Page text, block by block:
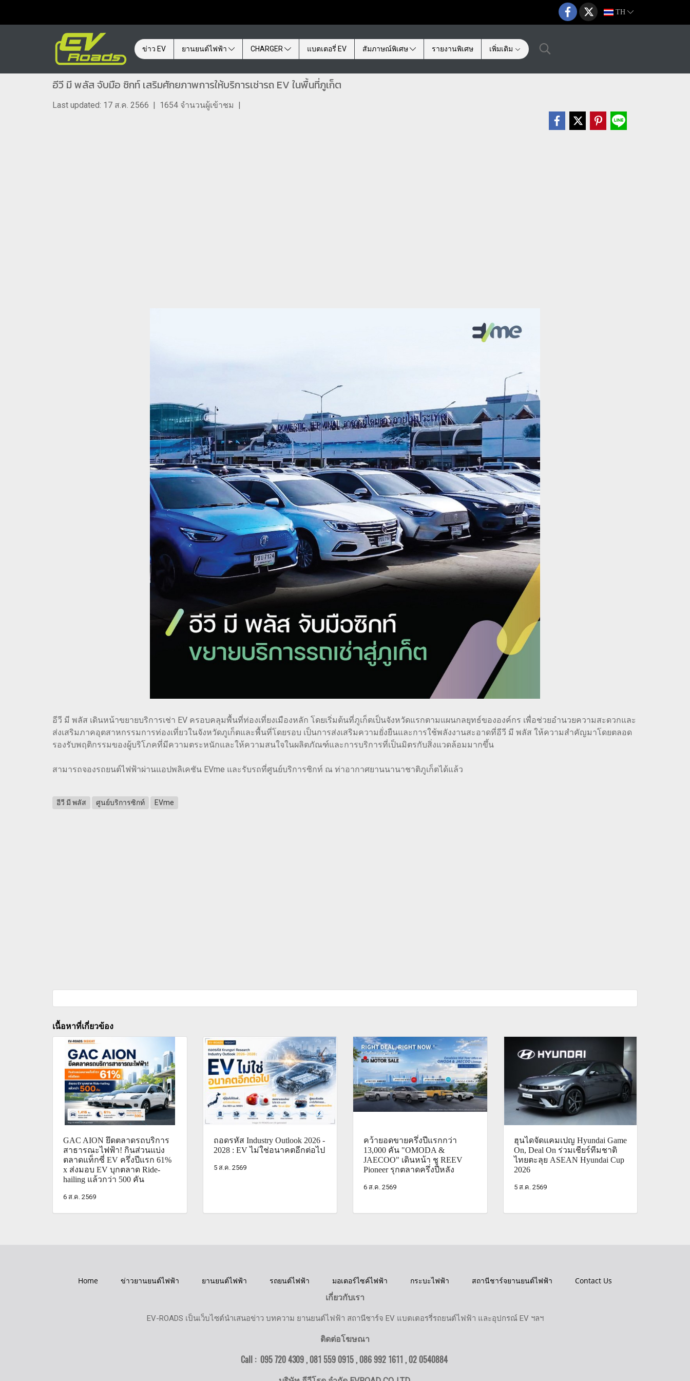
TH
ข่าว EV ยานยนต์ไฟฟ้า CHARGER แบตเตอรี่ EV สัมภาษณ์พิเศษ รายงานพิเศษ เพิ่มเติม
อีวี มี พลัส จับมือ ซิกท์ เสริมศักยภาพการให้บริการเช่ารถ EV ในพื้นที่ภูเก็ต
Last updated: 17 ส.ค. 2566 | 1654 จำนวนผู้เข้าชม |
อีวี มี พลัส เดินหน้าขยายบริการเช่า EV ครอบคลุมพื้นที่ท่องเที่ยงเมืองหลัก โดยเริ่มต้นที่ภูเก็ตเป็นจังหวัดแรกตามแผนกลยุทธ์ขององค์กร เพื่อช่วยอำนวยความสะดวกและ
ส่งเสริมภาคอุตสาหกรรมการท่องเที่ยวในจังหวัดภูเก็ตและพื้นที่โดยรอบ เป็นการส่งเสริมความยั่งยืนและการใช้พลังงานสะอาดที่อีวี มี พลัส ให้ความสำคัญมาโดยตลอด
รองรับพฤติกรรมของผู้บริโภคที่มีความตระหนักและให้ความสนใจในผลิตภัณฑ์และการบริการที่เป็นมิตรกับสิ่งแวดล้อมมากขึ้น
สามารถจองรถยนต์ไฟฟ้าผ่านแอปพลิเคชัน EVme และรับรถที่ศูนย์บริการซิกท์ ณ ท่าอากาศยานนานาชาติภูเก็ตได้แล้ว
อีวี มี พลัส ศูนย์บริการซิกท์ EVme
เนื้อหาที่เกี่ยวข้อง
GAC AION ยึดตลาดรถบริการ
สาธารณะไฟฟ้า! กินส่วนแบ่ง
ตลาดแท็กซี่ EV ครึ่งปีแรก 61%
x ส่งมอบ EV บุกตลาด Ride-
hailing แล้วกว่า 500 คัน
6 ส.ค. 2569
ถอดรหัส Industry Outlook 2026 -
2028 : EV ไม่ใช่อนาคตอีกต่อไป
5 ส.ค. 2569
คว้ายอดขายครึ่งปีแรกกว่า
13,000 คัน "OMODA &
JAECOO" เดินหน้า ชู REEV
Pioneer รุกตลาดครึ่งปีหลัง
6 ส.ค. 2569
ฮุนไดจัดแคมเปญ Hyundai Game
On, Deal On ร่วมเชียร์ทีมชาติ
ไทยตะลุย ASEAN Hyundai Cup
2026
5 ส.ค. 2569
Home ข่าวยานยนต์ไฟฟ้า ยานยนต์ไฟฟ้า รถยนต์ไฟฟ้า มอเตอร์ไซค์ไฟฟ้า กระบะไฟฟ้า สถานีชาร์จยานยนต์ไฟฟ้า
Contact Us
เกี่ยวกับเรา
EV-ROADS เป็นเว็บไซต์นำเสนอข่าว บทความ ยานยนต์ไฟฟ้า สถานีชาร์จ EV แบตเตอรรี่รถยนต์ไฟฟ้า และอุปกรณ์ EV ฯลฯ
ติดต่อโฆษณา
Call : 095 720 4309 , 081 559 0915 , 086 992 1611 ,02 0540884